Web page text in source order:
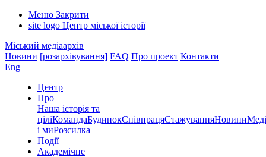
Меню Закрити
site logo Центр міської історії
Міський медіаархів
Новини [розархівування] FAQ Про проект Контакти
Eng
Центр
Про
Наша історія та
ціліКомандаБудинокСпівпрацяСтажуванняНовини
і миРозсилка
Події
Академічне